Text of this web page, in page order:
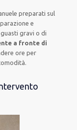
preparati sul
e
guasti gravi o di
a fronte di
ore per
.